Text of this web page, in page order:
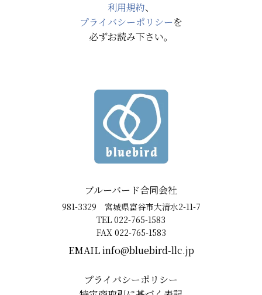
利用規約、
プライバシーポリシーを
必ずお読み下さい。
ブルーバード合同会社
981-3329 宮城県富谷市大清水2-11-7
TEL 022-765-1583
FAX 022-765-1583
EMAIL ​info@bluebird-llc.jp
プライバシーポリシー